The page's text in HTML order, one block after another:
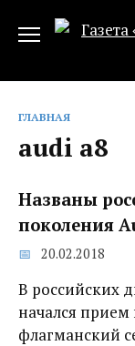
ГЛАВНАЯ
audi a8
Названы
поколения
20.02.2018
В российских
начался прием
флагманский